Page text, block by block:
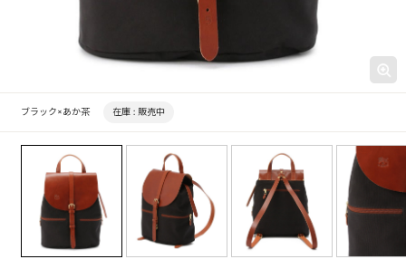
ブラック×あか茶 在庫 : 販売中